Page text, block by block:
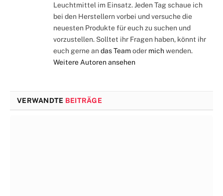
Leuchtmittel im Einsatz. Jeden Tag schaue ich
bei den Herstellern vorbei und versuche die
neuesten Produkte für euch zu suchen und
vorzustellen. Solltet ihr Fragen haben, könnt ihr
euch gerne andas Teamoder michwenden.
Weitere Autoren ansehen
VERWANDTE BEITRÄGE